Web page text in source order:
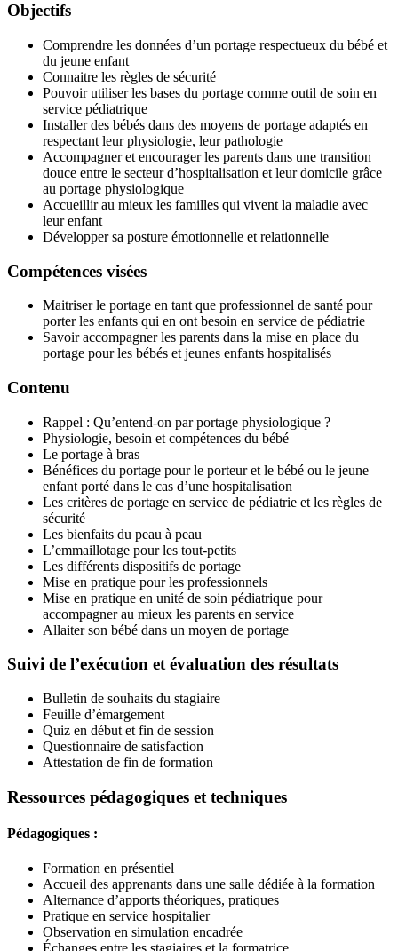
Objectifs
Comprendre les données d’un portage respectueux du bébé et
du jeune enfant
Connaitre les règles de sécurité
Pouvoir utiliser les bases du portage comme outil de soin en
service pédiatrique
Installer des bébés dans des moyens de portage adaptés en
respectant leur physiologie, leur pathologie
Accompagner et encourager les parents dans une transition
douce entre le secteur d’hospitalisation et leur domicile grâce
au portage physiologique
Accueillir au mieux les familles qui vivent la maladie avec
leur enfant
Développer sa posture émotionnelle et relationnelle
Compétences visées
Maitriser le portage en tant que professionnel de santé pour
porter les enfants qui en ont besoin en service de pédiatrie
Savoir accompagner les parents dans la mise en place du
portage pour les bébés et jeunes enfants hospitalisés
Contenu
Rappel : Qu’entend-on par portage physiologique ?
Physiologie, besoin et compétences du bébé
Le portage à bras
Bénéfices du portage pour le porteur et le bébé ou le jeune
enfant porté dans le cas d’une hospitalisation
Les critères de portage en service de pédiatrie et les règles de
sécurité
Les bienfaits du peau à peau
L’emmaillotage pour les tout-petits
Les différents dispositifs de portage
Mise en pratique pour les professionnels
Mise en pratique en unité de soin pédiatrique pour
accompagner au mieux les parents en service
Allaiter son bébé dans un moyen de portage
Suivi de l’exécution et évaluation des résultats
Bulletin de souhaits du stagiaire
Feuille d’émargement
Quiz en début et fin de session
Questionnaire de satisfaction
Attestation de fin de formation
Ressources pédagogiques et techniques
Pédagogiques :
Formation en présentiel
Accueil des apprenants dans une salle dédiée à la formation
Alternance d’apports théoriques, pratiques
Pratique en service hospitalier
Observation en simulation encadrée